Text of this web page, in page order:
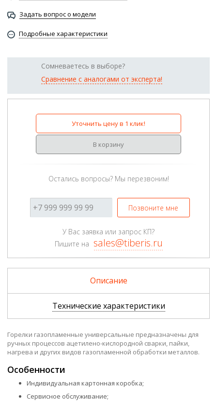
Задать вопрос о модели
Подробные характеристики
Сомневаетесь в выборе?
Сравнение с аналогами от эксперта!
Уточнить цену в 1 клик!
В корзину
Остались вопросы? Мы перезвоним!
Позвоните мне
У Вас заявка или запрос КП?
Пишите на sales@tiberis.ru
Описание
Технические характеристики
Горелки газопламенные универсальные предназначены для
ручных процессов ацетилено-кислородной сварки, пайки,
нагрева и других видов газопламенной обработки металлов.
Особенности
Индивидуальная картонная коробка;
Сервисное обслуживание;